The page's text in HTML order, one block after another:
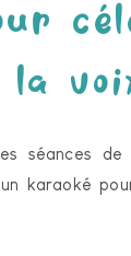
la
séances
karaoké